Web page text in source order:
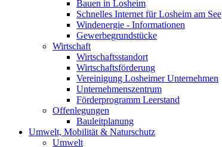
Bauen in Losheim
Schnelles Internet für Losheim am See
Windenergie - Informationen
Gewerbegrundstücke
Wirtschaft
Wirtschaftsstandort
Wirtschaftsförderung
Vereinigung Losheimer Unternehmen
Unternehmenszentrum
Förderprogramm Leerstand
Offenlegungen
Bauleitplanung
Umwelt, Mobilität & Naturschutz
Umwelt